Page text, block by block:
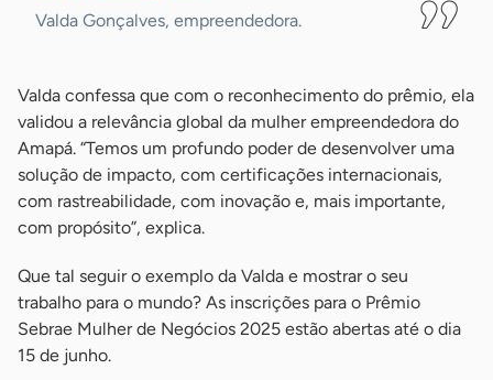
Valda Gonçalves, empreendedora.
Valda confessa que com o reconhecimento do prêmio, ela
validou a relevância global da mulher empreendedora do
Amapá. “Temos um profundo poder de desenvolver uma
solução de impacto, com certificações internacionais,
com rastreabilidade, com inovação e, mais importante,
com propósito”, explica.
Que tal seguir o exemplo da Valda e mostrar o seu
trabalho para o mundo? As inscrições para o Prêmio
Sebrae Mulher de Negócios 2025 estão abertas até o dia
15 de junho.